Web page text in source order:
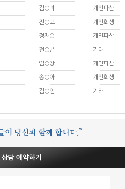
김○녀 개인파산
전○표 개인회생
정재○ 개인파산
전○곤 기타
임○창 개인파산
송○아 개인회생
김○언 기타
이 당신과 함께 합니다.”
담 예약하기